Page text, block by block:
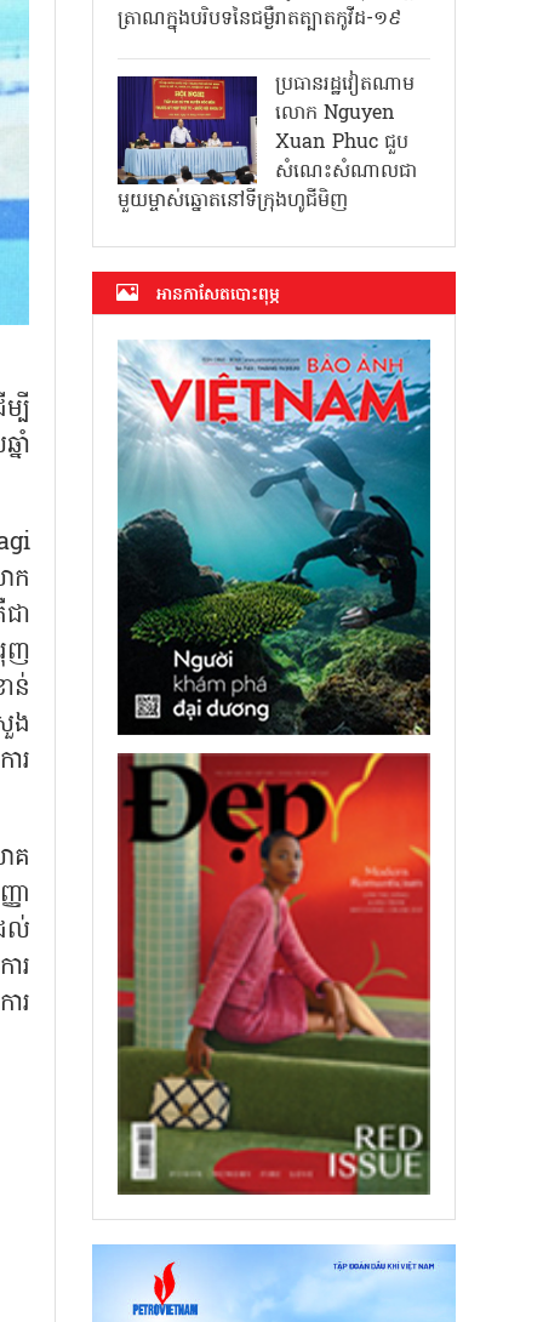
បី
ាំ
ក
ា
ញ
ន់
ង
រ
គ
ា
ល់
រ
រ
ត្រាណក្នុងបរិបទនៃជម្ងឺរាតត្បាតកូវីដ-១៩
ប្រធានរដ្ឋវៀតណាម
លោក Nguyen
Xuan Phuc ជួប
សំណេះសំណាលជា
មួយម្ចាស់ឆ្នោតនៅទីក្រុងហូជីមិញ
អាន​កាសែត​បោះពុម្ភ